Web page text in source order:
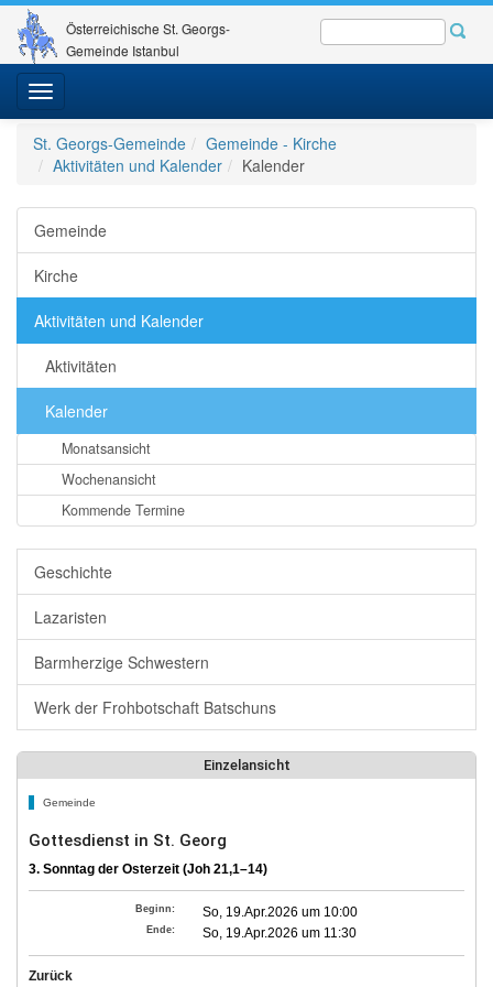
Österreichische St. Georgs-
Gemeinde Istanbul
Toggle
navigation
St. Georgs-Gemeinde
Gemeinde - Kirche
Aktivitäten und Kalender
Kalender
Gemeinde
Kirche
Aktivitäten und Kalender
Aktivitäten
Kalender
Monatsansicht
Wochenansicht
Kommende Termine
Geschichte
Lazaristen
Barmherzige Schwestern
Werk der Frohbotschaft Batschuns
Einzelansicht
Gemeinde
Gottesdienst in St. Georg
3. Sonntag der Osterzeit (Joh 21,1–14)
Beginn: So, 19.Apr.2026 um 10:00
Ende: So, 19.Apr.2026 um 11:30
Zurück